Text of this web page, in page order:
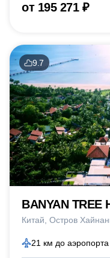
от 195 271 ₽
9.7
BANYAN TREE
Китай Остров
21 км до аэропорта